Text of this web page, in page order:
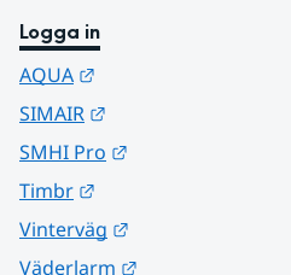
Logga in
AQUA
SIMAIR
SMHI Pro
Timbr
Vinterväg
Väderlarm